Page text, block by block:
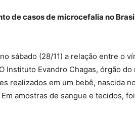
de casos de microcefalia no
sábado (28/11) a relação entre o
Instituto Evandro Chagas, órgão
realizados em um bebê, nascida
amostras de sangue e tecidos,